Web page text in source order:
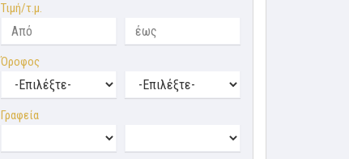
Τιμή/τ.μ.
Όροφος
Γραφεία